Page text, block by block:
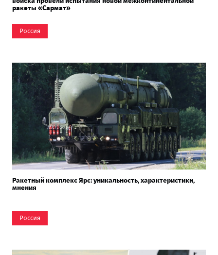
ракеты «Сармат»
Россия
Ракетный комплекс Ярс: уникальность, характеристики,
мнения
Россия